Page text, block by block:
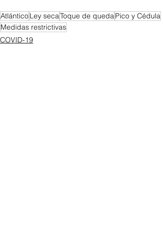
AtlánticoLey secaToque de quedaPico y Cédula
Medidas restrictivas
COVID-19